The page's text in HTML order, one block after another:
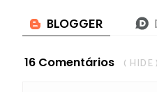
16 Comentários ( HIDE )